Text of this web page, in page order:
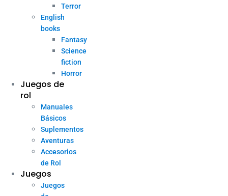
Terror
English
books
Fantasy
Science
fiction
Horror
Juegos de
rol
Manuales
Básicos
Suplementos
Aventuras
Accesorios
de Rol
Juegos
Juegos